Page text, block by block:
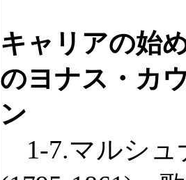
キャリアの始
のヨナス・カ
ン
1-7.マルシュ